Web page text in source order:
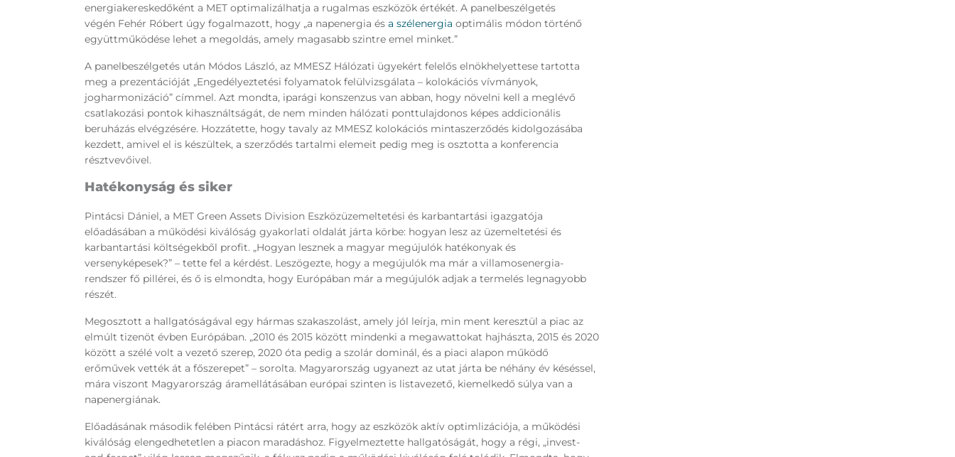
energiakereskedőként a MET optimalizálhatja a rugalmas eszközök értékét. A panelbeszélgetés
végén Fehér Róbert úgy fogalmazott, hogy „a napenergia ésa szélenergia optimális módon történő
együttműködése lehet a megoldás, amely magasabb szintre emel minket.”
A panelbeszélgetés után Módos László, az MMESZ Hálózati ügyekért felelős elnökhelyettese tartotta
meg a prezentációját „Engedélyeztetési folyamatok felülvizsgálata – kolokációs vívmányok,
jogharmonizáció” címmel. Azt mondta, iparági konszenzus van abban, hogy növelni kell a meglévő
csatlakozási pontok kihasználtságát, de nem minden hálózati ponttulajdonos képes addicionális
beruházás elvégzésére. Hozzátette, hogy tavaly az MMESZ kolokációs mintaszerződés kidolgozásába
kezdett, amivel el is készültek, a szerződés tartalmi elemeit pedig meg is osztotta a konferencia
résztvevőivel.
Hatékonyság és siker
Pintácsi Dániel, a MET Green Assets Division Eszközüzemeltetési és karbantartási igazgatója
előadásában a működési kiválóság gyakorlati oldalát járta körbe: hogyan lesz az üzemeltetési és
karbantartási költségekből profit. „Hogyan lesznek a magyar megújulók hatékonyak és
versenyképesek?” – tette fel a kérdést. Leszögezte, hogy a megújulók ma már a villamosenergia-
rendszer fő pillérei, és ő is elmondta, hogy Európában már a megújulók adjak a termelés legnagyobb
részét.
Megosztott a hallgatóságával egy hármas szakaszolást, amely jól leírja, min ment keresztül a piac az
elmúlt tizenöt évben Európában. „2010 és 2015 között mindenki a megawattokat hajhászta, 2015 és 2020
között a szélé volt a vezető szerep, 2020 óta pedig a szolár dominál, és a piaci alapon működő
erőművek vették át a főszerepet” – sorolta. Magyarország ugyanezt az utat járta be néhány év késéssel,
mára viszont Magyarország áramellátásában európai szinten is listavezető, kiemelkedő súlya van a
napenergiának.
Előadásának második felében Pintácsi rátért arra, hogy az eszközök aktív optimlizációja, a működési
kiválóság elengedhetetlen a piacon maradáshoz. Figyelmeztette hallgatóságát, hogy a régi, „invest-